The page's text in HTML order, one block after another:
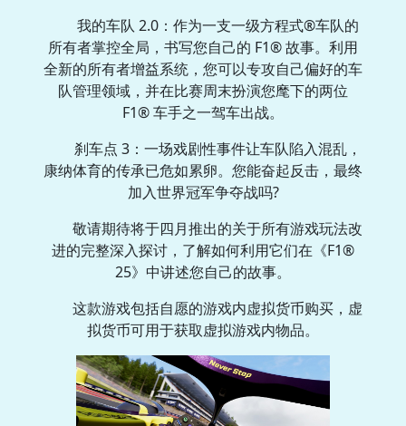
我的车队 2.0：作为一支一级方程式®车队的
所有者掌控全局，书写您自己的 F1® 故事。利用
全新的所有者增益系统，您可以专攻自己偏好的车
队管理领域，并在比赛周末扮演您麾下的两位
F1® 车手之一驾车出战。
刹车点 3：一场戏剧性事件让车队陷入混乱，
康纳体育的传承已危如累卵。您能奋起反击，最终
加入世界冠军争夺战吗?
敬请期待将于四月推出的关于所有游戏玩法改
进的完整深入探讨，了解如何利用它们在《F1®
25》中讲述您自己的故事。
这款游戏包括自愿的游戏内虚拟货币购买，虚
拟货币可用于获取虚拟游戏内物品。